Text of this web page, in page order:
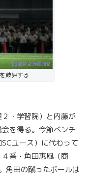
鼓舞する
・学習院）と内藤が
を得る。今節ベンチ
ユース）に代わって
番・角田惠風（商
角田の蹴ったボールは